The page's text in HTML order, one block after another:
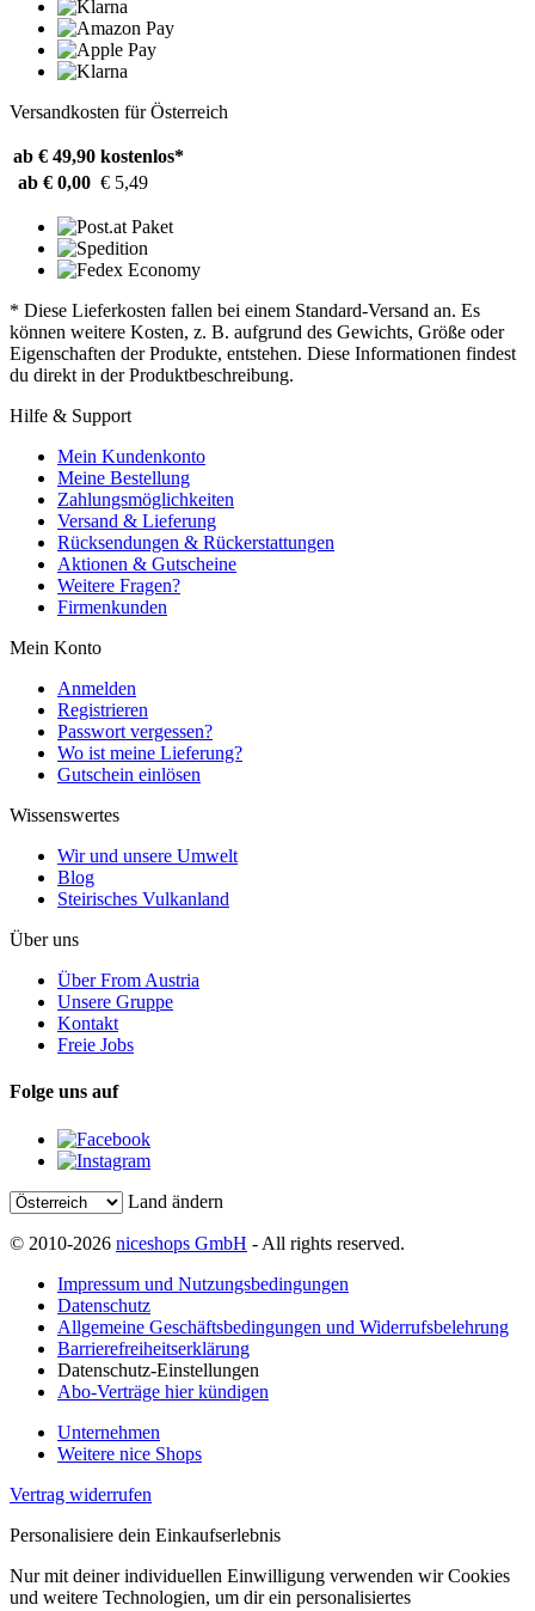
Versandkosten für Österreich
ab € 49,90 kostenlos*
ab € 0,00 € 5,49
* Diese Lieferkosten fallen bei einem Standard-Versand an. Es
können weitere Kosten, z. B. aufgrund des Gewichts, Größe oder
Eigenschaften der Produkte, entstehen. Diese Informationen findest
du direkt in der Produktbeschreibung.
Hilfe & Support
Mein Kundenkonto
Meine Bestellung
Zahlungsmöglichkeiten
Versand & Lieferung
Rücksendungen & Rückerstattungen
Aktionen & Gutscheine
Weitere Fragen?
Firmenkunden
Mein Konto
Anmelden
Registrieren
Passwort vergessen?
Wo ist meine Lieferung?
Gutschein einlösen
Wissenswertes
Wir und unsere Umwelt
Blog
Steirisches Vulkanland
Über uns
Über From Austria
Unsere Gruppe
Kontakt
Freie Jobs
Folge uns auf
Land ändern
© 2010-2026 niceshops GmbH - All rights reserved.
Impressum und Nutzungsbedingungen
Datenschutz
Allgemeine Geschäftsbedingungen und Widerrufsbelehrung
Barrierefreiheitserklärung
Datenschutz-Einstellungen
Abo-Verträge hier kündigen
Unternehmen
Weitere nice Shops
Vertrag widerrufen
Personalisiere dein Einkaufserlebnis
Nur mit deiner individuellen Einwilligung verwenden wir Cookies
und weitere Technologien, um dir ein personalisiertes